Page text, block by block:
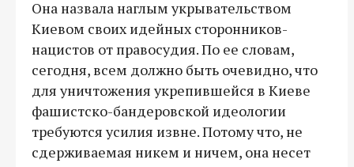
Она назвала наглым укрывательством
Киевом своих идейных сторонников-
нацистов от правосудия. По ее словам,
сегодня, всем должно быть очевидно, что
для уничтожения укрепившейся в Киеве
фашистско-бандеровской идеологии
требуются усилия извне. Потому что, не
сдерживаемая никем и ничем, она несет